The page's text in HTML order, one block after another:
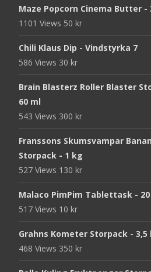
Maze Popcorn Cinema Butter -
1101 Views 50 kr
Chili Klaus Dip - Vindstyrka 7
586 Views 30 kr
Brain Blasterz Roller Blaster
60 ml
543 Views 300 kr
Franssons Skumsvampar
Storpack - 1 kg
527 Views 130 kr
Malaco PimPim Tablettask -
517 Views 10 kr
Grahns Kometer Storpack - 3,5
468 Views 350 kr